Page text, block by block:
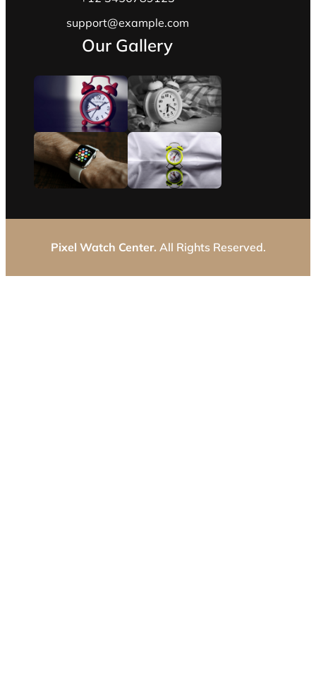
support@example.com
Our Gallery
Pixel Watch Center. All Rights Reserved.